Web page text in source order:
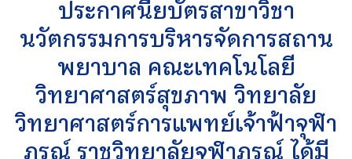
ประกาศนียบัตรสาขาวิชา
นวัตกรรมการบริหารจัดการสถาน
พยาบาล คณะเทคโนโลยี
วิทยาศาสตร์สุขภาพ วิทยาลัย
วิทยาศาสตร์การแพทย์เจ้าฟ้าจุฬา
ภรณ์ ราชวิทยาลัยจุฬาภรณ์ ได้มี